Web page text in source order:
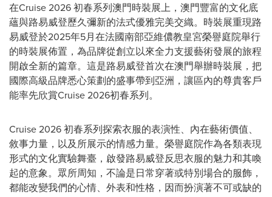
在Cruise 2026 初春系列澳門時裝展上，澳門豐富的文化底
蘊與路易威登歷久彌新的法式優雅完美交織。時裝展重現路
易威登於2025年5月在法國南部亞維儂教皇宮榮譽庭院舉行
的時裝展佈置，為品牌從創立以來全力支援藝術發展的旅程
開啟全新的篇章。這是路易威登首次在澳門舉辦時裝展，把
國際高級品牌悉心策劃的盛事帶到亞洲，讓區內的尊貴客戶
能率先欣賞Cruise 2026初春系列。
Cruise 2026 初春系列探索衣服的表演性、內在藝術價值、
敘事力量，以及所展示的情感力量。榮譽庭院作為各類表現
形式的文化實驗舞臺，啟發路易威登反思衣服的魅力和其喚
起的意象。眾所周知，不論是日常穿著或特別場合的服飾，
都能改變我們的心情、外表和性格，因而扮演著不可或缺的